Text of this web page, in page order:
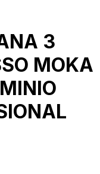
3
MOKA